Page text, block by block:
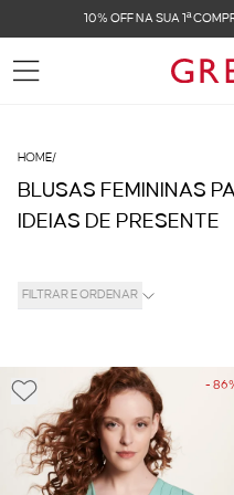
SUA 1ª COMPRA COM O CUPOM
HOME/
BLUSAS FEMININAS
IDEIAS DE PRESENTE
FILTRAR E ORDENAR
-